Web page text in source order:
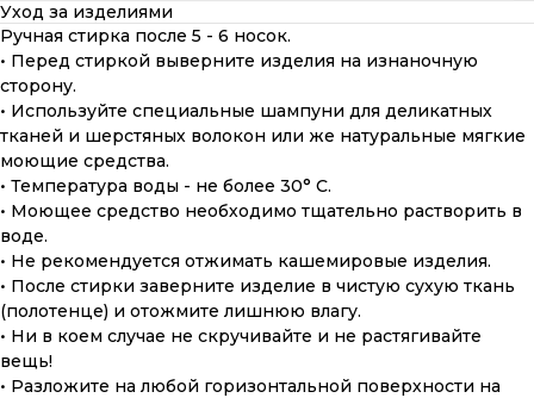
Уход за изделиями
Ручная стирка после 5 - 6 носок.
• Перед стиркой выверните изделия на изнаночную
сторону.
• Используйте специальные шампуни для деликатных
тканей и шерстяных волокон или же натуральные мягкие
моющие средства.
• Температура воды - не более 30° С.
• Моющее средство необходимо тщательно растворить в
воде.
• Не рекомендуется отжимать кашемировые изделия.
• После стирки заверните изделие в чистую сухую ткань
(полотенце) и отожмите лишнюю влагу.
• Ни в коем случае не скручивайте и не растягивайте
вещь!
• Разложите на любой горизонтальной поверхности на